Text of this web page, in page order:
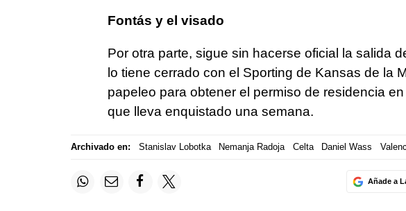
Fontás y el visado
Por otra parte, sigue sin hacerse oficial la salida
lo tiene cerrado con el Sporting de Kansas de la
papeleo para obtener el permiso de residencia
que lleva enquistado una semana.
Archivado en: Stanislav Lobotka Nemanja Radoja Celta Daniel Wass
Añade a